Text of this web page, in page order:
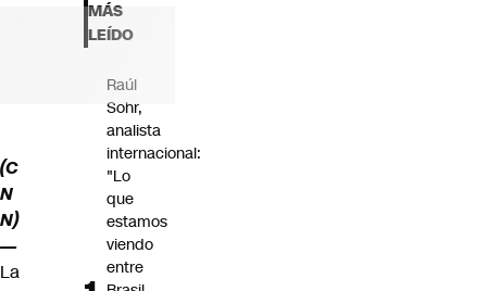
(C
N
N)
—
La
MÁS
LEÍDO
Raúl
Sohr,
analista
internacional:
"Lo
que
estamos
viendo
entre